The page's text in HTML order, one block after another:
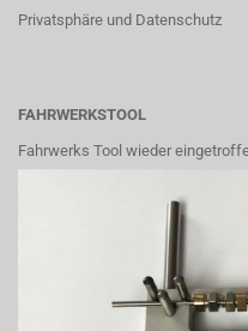
Privatsphäre und Datenschutz
FAHRWERKSTOOL
Fahrwerks Tool wieder